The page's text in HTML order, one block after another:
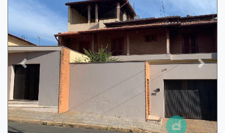
Previous Next